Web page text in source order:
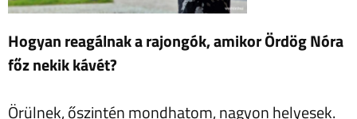
Hogyan reagálnak a rajongók, amikor Ördög Nóra
főz nekik kávét?
Örülnek, őszintén mondhatom, nagyon helyesek.